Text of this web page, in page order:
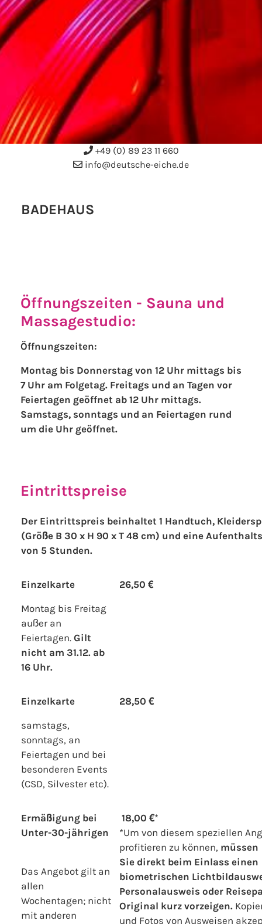
+49 (0) 89 23 11 660
info@deutsche-eiche.de
BADEHAUS
Öffnungszeiten - Sauna und
Massagestudio:
Öffnungszeiten:
Montag bis Donnerstag von 12 Uhr mittags bis
7 Uhr am Folgetag. Freitags und an Tagen vor
Feiertagen geöffnet ab 12 Uhr mittags.
Samstags, sonntags und an Feiertagen rund
um die Uhr geöffnet.
Eintrittspreise
Der Eintrittspreis beinhaltet 1 Handtuch,
(Größe B 30 x H 90 x T 48 cm) und eine
von 5 Stunden.
Einzelkarte
Montag bis Freitag
außer an
Feiertagen. Gilt
nicht am 31.12. ab
16 Uhr.
26,50 €
Einzelkarte
samstags,
sonntags, an
Feiertagen und bei
besonderen Events
(CSD, Silvester etc).
28,50 €
Ermäßigung bei
Unter-30-jährigen
Das Angebot gilt an
allen
Wochentagen; nicht
mit anderen
18,00 €*
*Um von diesem speziellen
profitieren zu können, müssen
Sie direkt beim Einlass einen
biometrischen
Personalausweis oder
Original kurz vorzeigen.
und Fotos von Ausweisen